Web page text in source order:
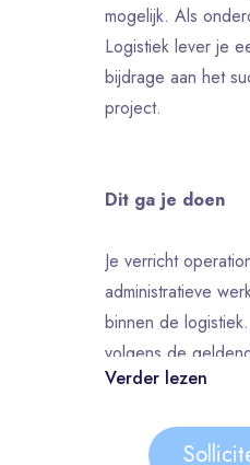
mogelijk. Als
Logistiek lever je
bijdrage aan het
project.
Dit ga je doen
Je verricht
administratieve
binnen de
volgens de
orders en het
neem je
Verder lezen